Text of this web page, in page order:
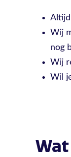
Wij
nog
Wij
Wil